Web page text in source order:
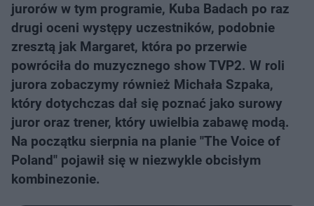
jurorów w tym programie, Kuba Badach po raz
drugi oceni występy uczestników, podobnie
zresztą jak Margaret, która po przerwie
powróciła do muzycznego show TVP2. W roli
jurora zobaczymy również Michała Szpaka,
który dotychczas dał się poznać jako surowy
juror oraz trener, który uwielbia zabawę modą.
Na początku sierpnia na planie "The Voice of
Poland" pojawił się w niezwykle obcisłym
kombinezonie.